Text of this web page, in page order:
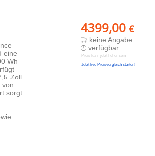
4399,00 €
keine Angabe
verfügbar
Preis kann jetzt höher sein
Jetzt live Preisvergleich starten!
eine
Wh
Zoll-
von
sorgt